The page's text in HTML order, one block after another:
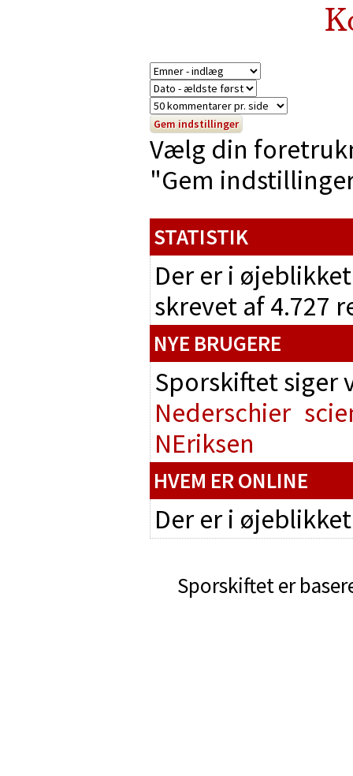
Vælg din
"Gem
STATISTIK
Der er i
skrevet af 4.727
NYE BRUGERE
Sporskiftet
Nederschier
NEriksen
HVEM ER ONLINE
Der er i
Sporskiftet er